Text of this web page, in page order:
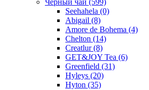
Seehahela (0)
Abigail (8)
Amore de Bohema (4)
Chelton (14)
Creatlur(8)
GET&JOY Tea (6)
Greenfield (31)
Hyleys (20)
Hyton (35)